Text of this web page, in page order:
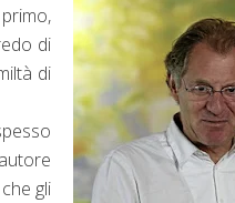
di
di
gli